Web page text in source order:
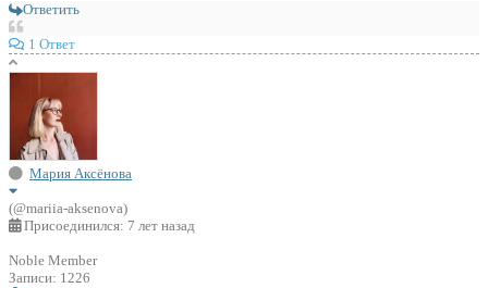
Ответить
1 Ответ
Мария Аксёнова
(@mariia-aksenova)
Присоединился: 7 лет назад
Noble Member
Записи: 1226